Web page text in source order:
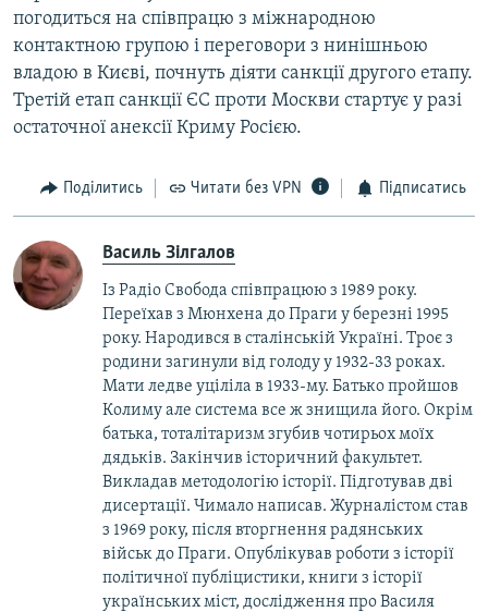
погодиться на співпрацю з міжнародною
контактною групою і переговори з нинішньою
владою в Києві, почнуть діяти санкції другого етапу.
Третій етап санкції ЄС проти Москви стартує у разі
остаточної анексії Криму Росією.
Поділитись Читати без VPN Підписатись
Василь Зілгалов
Із Радіо Свобода співпрацюю з 1989 року.
Переїхав з Мюнхена до Праги у березні 1995
року. Народився в сталінській Україні. Троє з
родини загинули від голоду у 1932-33 роках.
Мати ледве уціліла в 1933-му. Батько пройшов
Колиму але система все ж знищила його. Окрім
батька, тоталітаризм згубив чотирьох моїх
дядьків. Закінчив історичний факультет.
Викладав методологію історії. Підготував дві
дисертації. Чимало написав. Журналістом став
з 1969 року, після вторгнення радянських
військ до Праги. Опублікував роботи з історії
політичної публіцистики, книги з історії
українських міст, дослідження про Василя